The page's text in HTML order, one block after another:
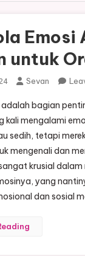
Emosi
untuk
Sevan
bagian
kali mengalami
sedih, tetapi
mengenali dan
krusial
yang
dan sosial